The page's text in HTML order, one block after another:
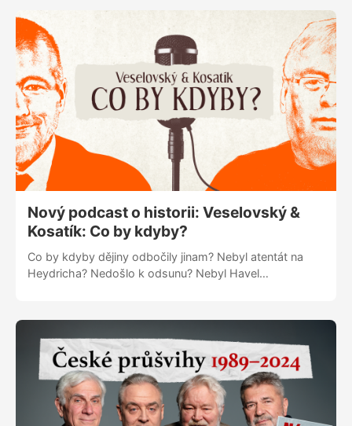
prezident? A potřebujeme Knihovnu Václava
Havla?
Nový podcast o historii: Veselovský &
Kosatík: Co by kdyby?
Co by kdyby dějiny odbočily jinam? Nebyl atentát na
Heydricha? Nedošlo k odsunu? Nebyl Havel
momenty, které nás formují dodnes. Jednou týdně do
hloubky o tom, co bylo. A co mohlo být úplně jinak.
Zaváděcí cena na omezenou dobu! 99 Kč měsíčně,
nebo ještě výhodněji 999 Kč ročně.